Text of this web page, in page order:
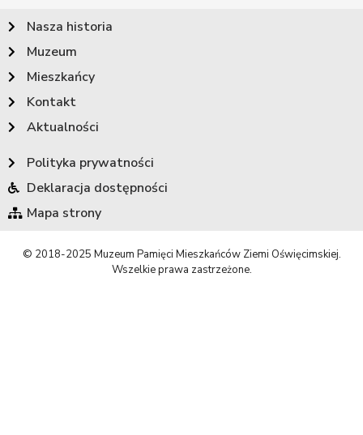
Nasza historia
Muzeum
Mieszkańcy
Kontakt
Aktualności
Polityka prywatności
Deklaracja dostępności
Mapa strony
© 2018-2025 Muzeum Pamięci Mieszkańców Ziemi Oświęcimskiej.
Wszelkie prawa zastrzeżone.